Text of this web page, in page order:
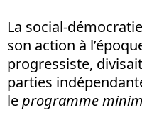
La social-
son action à
progressiste,
parties
leprogramme